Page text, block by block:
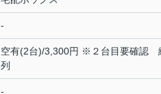
-
空有(2台)/3,300円 ※２台目要確認
列
-